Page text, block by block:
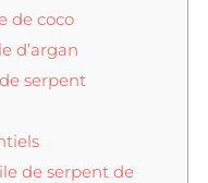
de coco
d’argan
serpent
de serpent de